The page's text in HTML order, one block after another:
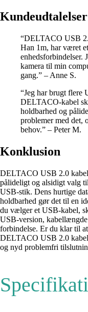
Kundeudtalelser
“DELTACO USB
Han 1m, har været
enhedsforbindelser.
kamera til min
gang.” – Anne S.
“Jeg har brugt flere
DELTACO-kabel
holdbarhed og
problemer med det,
behov.” – Peter M.
Konklusion
DELTACO USB 2.0
pålideligt og alsidigt valg
USB-stik. Dens hurtige
holdbarhed gør det til en
du vælger et USB-kabel,
USB-version,
forbindelse. Er du klar til
DELTACO USB 2.0
og nyd problemfri